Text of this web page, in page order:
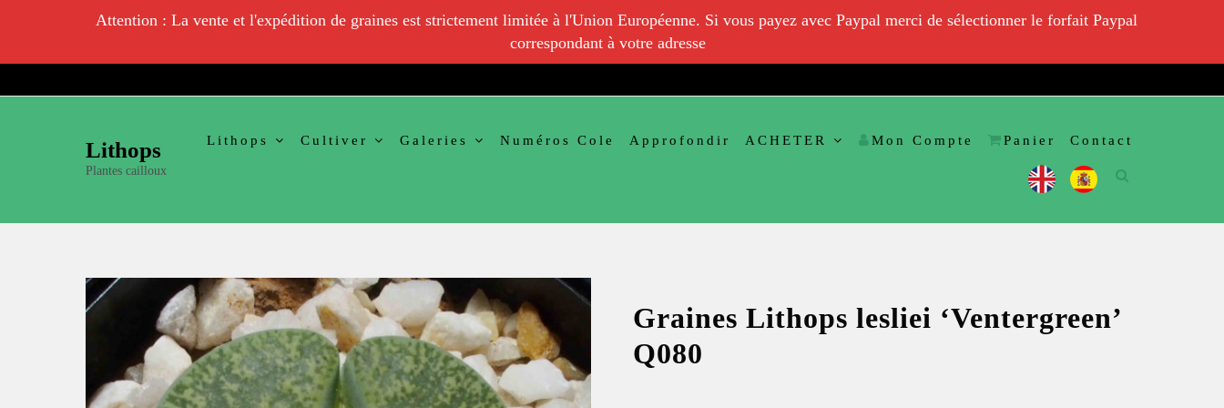
to
Lithops
Plantes cailloux
Lithops Cultiver Galeries Numéros Cole Approfondir ACHETER Mon Compte Panier Contact
Graines Lithops lesliei ‘Ventergreen’
Q080
Attention : La vente et l'expédition de graines est strictement limitée à l'Union Européenne. Si vous payez avec Paypal merci de sélectionner le forfait Paypal
correspondant à votre adresse